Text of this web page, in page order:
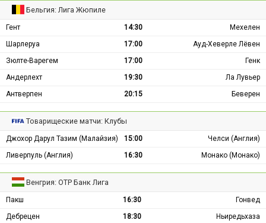
Бельгия: Лига Жюпиле
Гент 14:30
Мехелен
Шарлеруа
17:00
Ауд-Хеверле Лёвен
Зюлте-Варегем
17:00
Генк
Андерлехт
19:30
Ла Лувьер
Антверпен
20:15 Беверен
Товарищеские матчи: Клубы
Джохор Дарул Тазим (Малайзия) 15:00
Челси (Англия)
Ливерпуль (Англия)
16:30 Монако (Монако)
Венгрия: ОТР Банк Лига
Пакш 16:30
Гонвед
Дебрецен
18:30 Ньиредьхаза